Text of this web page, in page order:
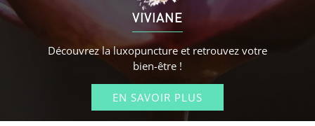
VIVIANE
Découvrez la luxopuncture et retrouvez votre
bien-être !
EN SAVOIR PLUS